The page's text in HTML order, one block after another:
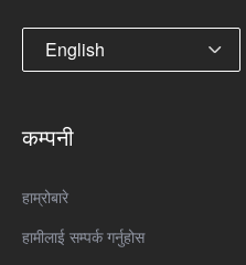
English
कम्पनी
हाम्रोबारे
हामीलाई सम्पर्क गर्नुहोस